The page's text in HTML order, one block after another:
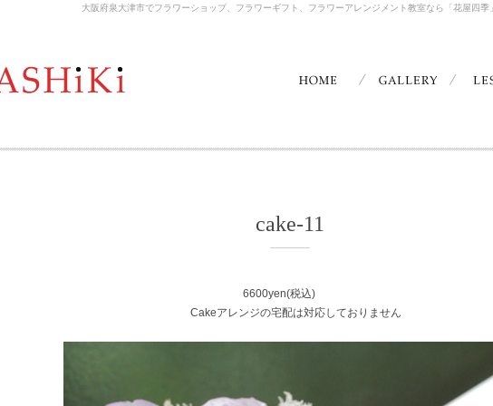
大阪府泉大津市でフラワーショップ、フラワーギフト、フラワーアレンジメント教室なら「花屋四季
cake-11
6600yen(税込)
Cakeアレンジの宅配は対応しておりません